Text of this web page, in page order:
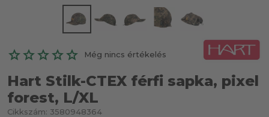
Még nincs értékelés
Hart Stilk-CTEX férfi sapka, pixel
forest, L/XL
Cikkszám: 3580948364